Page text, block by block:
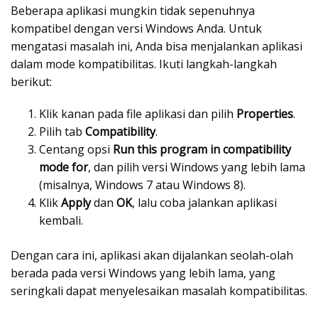
Beberapa aplikasi mungkin tidak sepenuhnya
kompatibel dengan versi Windows Anda. Untuk
mengatasi masalah ini, Anda bisa menjalankan aplikasi
dalam mode kompatibilitas. Ikuti langkah-langkah
berikut:
Klik kanan pada file aplikasi dan pilih Properties.
Pilih tab Compatibility.
Centang opsi Run this program in compatibility
mode for, dan pilih versi Windows yang lebih lama
(misalnya, Windows 7 atau Windows 8).
KlikApplydan OK, lalu coba jalankan aplikasi
kembali.
Dengan cara ini, aplikasi akan dijalankan seolah-olah
berada pada versi Windows yang lebih lama, yang
seringkali dapat menyelesaikan masalah kompatibilitas.